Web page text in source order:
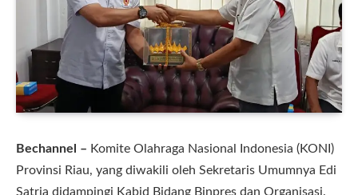
Bechannel – Komite Olahraga Nasional Indonesia (KONI)
Provinsi Riau, yang diwakili oleh Sekretaris Umumnya Edi
Satria didampingi Kabid Bidang Binpres dan Organisasi.